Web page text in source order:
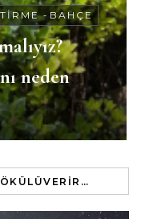
- BAHÇE
neden